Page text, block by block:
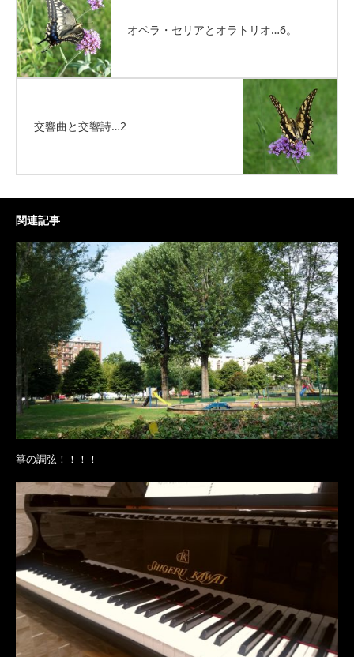
オペラ・セリアとオラトリオ…6。
交響曲と交響詩…2
関連記事
箏の調弦！！！！